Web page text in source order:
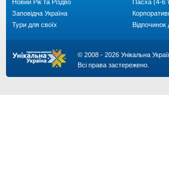
Новий Рік та Різдво
Заповідна Україна
Тури для своїх
Пасха (4-6
Відпочинок
© 2008 - 2026 Унікальна
Всі права застережено.